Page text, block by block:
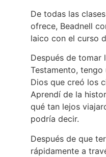
De todas las
ofrece, Beadnell
laico con el curso
Después de tomar
Testamento, tengo
Dios que creó los
Aprendí de la
qué tan lejos
podría decir.
Después de que
rápidamente a